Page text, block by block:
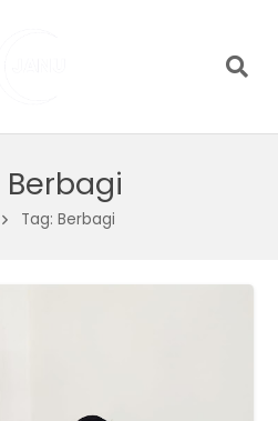
Berbagi
Tag: Berbagi